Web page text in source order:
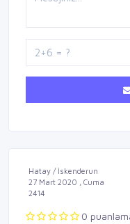
Hatay / İskenderun
27 Mart 2020 , Cuma
2414
0